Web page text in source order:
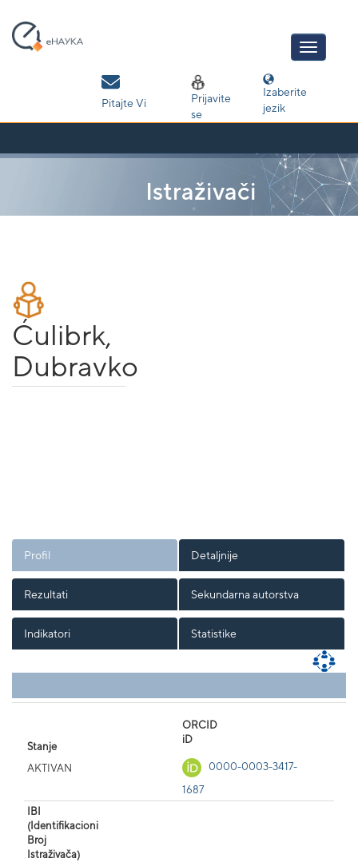
navigation
Pitajte Vi
Prijavite
se
Izaberite
jezik
Istraživači
Ćulibrk,
Dubravko
Profil Detaljnije
Rezultati Sekundarna autorstva
Indikatori Statistike
Stanje
AKTIVAN
ORCID
iD
0000-0003-3417-
1687
IBI
(Identifikacioni
Broj
Istraživača)